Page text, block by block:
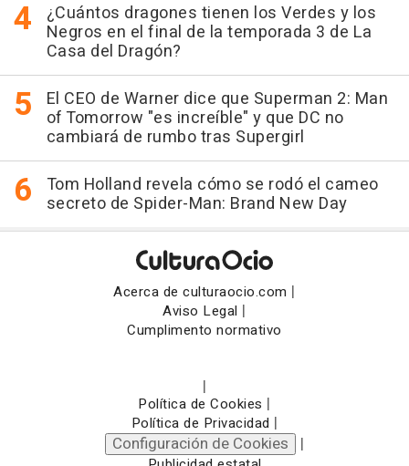
¿Cuántos dragones tienen los Verdes y los
Negros en el final de la temporada 3 de La
Casa del Dragón?
El CEO de Warner dice que Superman 2: Man
of Tomorrow "es increíble" y que DC no
cambiará de rumbo tras Supergirl
Tom Holland revela cómo se rodó el cameo
secreto de Spider-Man: Brand New Day
Acerca de culturaocio.com |
Aviso Legal |
Cumplimento normativo
|
Política de Cookies |
Política de Privacidad |
Configuración de Cookies |